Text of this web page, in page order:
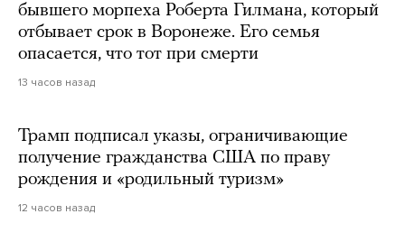
бывшего морпеха Роберта Гилмана, который
отбывает срок в Воронеже. Его семья
опасается, что тот при смерти
13 часов назад
Трамп подписал указы, ограничивающие
получение гражданства США по праву
рождения и «родильный туризм»
12 часов назад